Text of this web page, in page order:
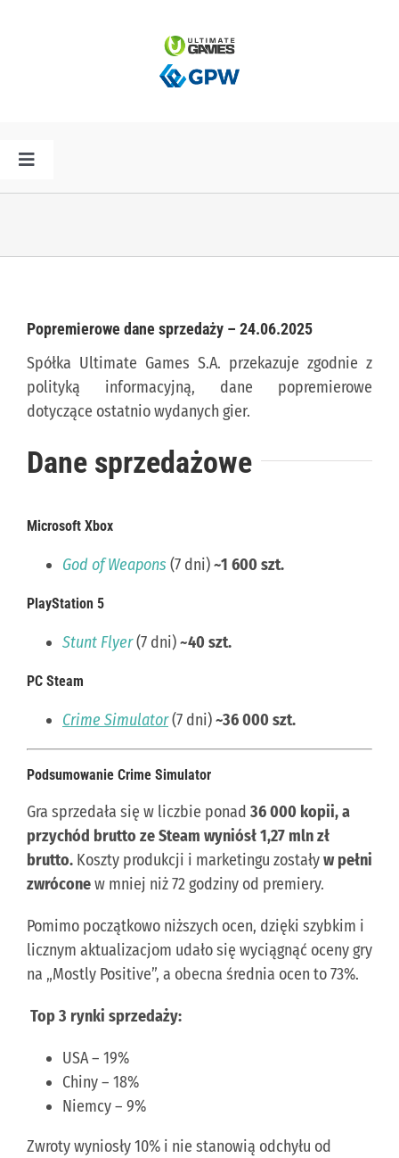
Toggle
Navigation
PLAN PREMIER
SPÓŁKA
Popremierowe dane sprzedaży – 24.06.2025
Spółka Ultimate Games S.A. przekazuje zgodnie z
polityką informacyjną, dane popremierowe
dotyczące ostatnio wydanych gier.
Dane sprzedażowe
Microsoft Xbox
God of Weapons (7 dni)~1 600 szt.
PlayStation 5
Stunt Flyer(7 dni)~40 szt.
PC Steam
Crime Simulator(7 dni)~36 000 szt.
Podsumowanie Crime Simulator
Gra sprzedała się w liczbie ponad 36 000 kopii, a
przychód brutto ze Steam wyniósł 1,27 mln zł
brutto. Koszty produkcji i marketingu zostaływ pełni
zwróconew mniej niż 72 godziny od premiery.
Pomimo początkowo niższych ocen, dzięki szybkim i
licznym aktualizacjom udało się wyciągnąć oceny gry
na „Mostly Positive”, a obecna średnia ocen to 73%.
Top 3 rynki sprzedaży:
USA – 19%
Chiny – 18%
Niemcy – 9%
Zwroty wyniosły 10% i nie stanowią odchyłu od